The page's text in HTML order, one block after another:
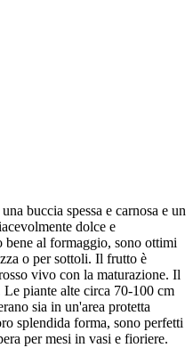
buccia spessa e carnosa e un
dolce e
bene al formaggio, sono ottimi
o per sottoli. Il frutto è
vivo con la maturazione. Il
piante alte circa 70-100 cm
sia in un'area protetta
splendida forma, sono perfetti
per mesi in vasi e fioriere.